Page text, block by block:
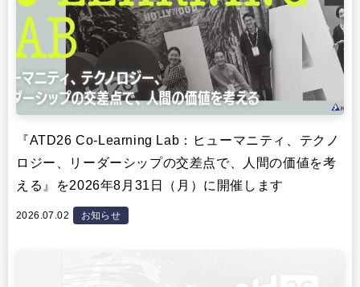
『ATD26 Co-Learning Lab：ヒューマニティ、テクノ
ロジー、リーダーシップの交差点で、人間の価値を考
える』を2026年8月31日（月）に開催します
2026.07.02 お知らせ